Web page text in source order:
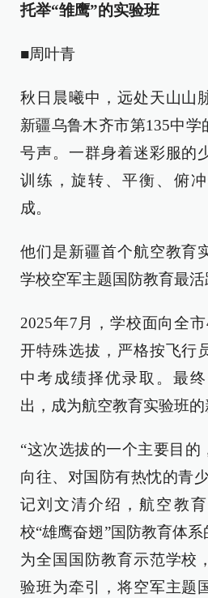
托举“雏鹰”的实验班
■周叶青
秋日晨曦中，远处天山山
新疆乌鲁木齐市第135中学
号声。一群身着迷彩服的
训练，旋转、平衡、俯
成。
他们是新疆首个航空教育
学校空军主题国防教育最活
2025年7月，学校面向全
开特殊选拔，严格按飞行
中考成绩择优录取。最
出，成为航空教育实验班的
“这次选拔的一个主要目的
向往、对国防有热忱的青
记刘文清介绍，航空教
校“雄鹰奋翅”国防教育体
为全国国防教育示范学校
验班为牵引，将空军主题